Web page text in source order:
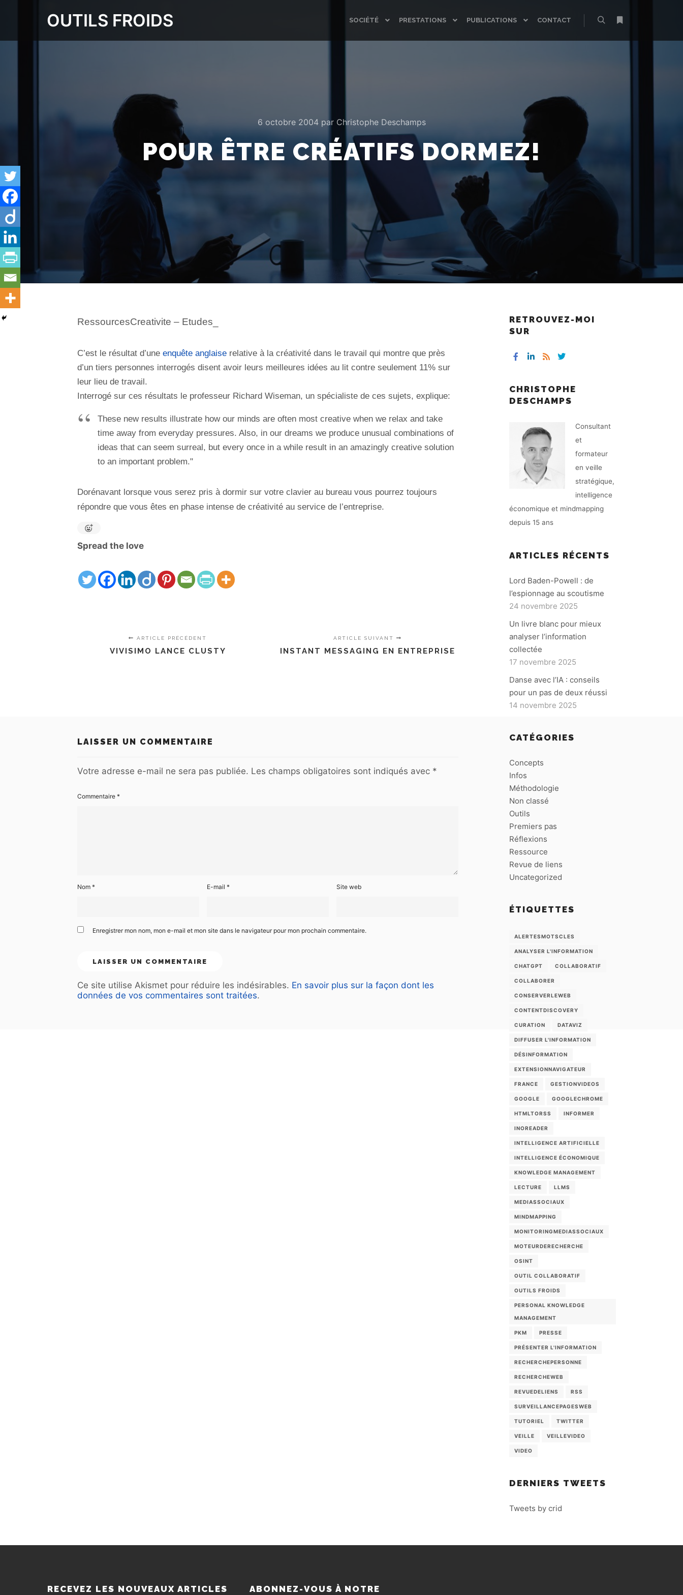
OUTILS FROIDS SOCIÉTÉ PRESTATIONS PUBLICATIONS
CONTACT
6 octobre 2004par Christophe Deschamps
POUR ÊTRE CRÉATIFS DORMEZ!
RessourcesCreativite – Etudes_
C’est le résultat d’une enquête anglaise relative à la créativité dans le travail qui montre que près
d’un tiers personnes interrogés disent avoir leurs meilleures idées au lit contre seulement 11% sur
leur lieu de travail.
Interrogé sur ces résultats le professeur Richard Wiseman, un spécialiste de ces sujets, explique:
These new results illustrate how our minds are often most creative when we relax and take
time away from everyday pressures. Also, in our dreams we produce unusual combinations of
ideas that can seem surreal, but every once in a while result in an amazingly creative solution
to an important problem."
Dorénavant lorsque vous serez pris à dormir sur votre clavier au bureau vous pourrez toujours
répondre que vous êtes en phase intense de créativité au service de l’entreprise.
Spread the love
ARTICLE PRÉCÉDENT
VIVISIMO LANCE CLUSTY
ARTICLE SUIVANT
INSTANT MESSAGING EN ENTREPRISE
LAISSER UN COMMENTAIRE
Votre adresse e-mail ne sera pas publiée. Les champs obligatoires sont indiqués avec *
Commentaire *
Nom * E-mail * Site web
Enregistrer mon nom, mon e-mail et mon site dans le navigateur pour mon prochain commentaire.
Ce site utilise Akismet pour réduire les indésirables. En savoir plus sur la façon dont les
données de vos commentaires sont traitées.
RETROUVEZ-MOI
SUR
CHRISTOPHE
DESCHAMPS
Consultant
et
formateur
en veille
stratégique,
intelligence
économique et mindmapping
depuis 15 ans
ARTICLES RÉCENTS
Lord Baden-Powell : de
l’espionnage au scoutisme
24 novembre 2025
Un livre blanc pour mieux
analyser l’information
collectée
17 novembre 2025
Danse avec l’IA : conseils
pour un pas de deux réussi
14 novembre 2025
CATÉGORIES
Concepts
Infos
Méthodologie
Non classé
Outils
Premiers pas
Réflexions
Ressource
Revue de liens
Uncategorized
ÉTIQUETTES
ALERTESMOTSCLES
ANALYSER L'INFORMATION
CHATGPT COLLABORATIF
COLLABORER
CONSERVERLEWEB
CONTENTDISCOVERY
CURATION DATAVIZ
DIFFUSER L'INFORMATION
DÉSINFORMATION
EXTENSIONNAVIGATEUR
FRANCE GESTIONVIDEOS
GOOGLE GOOGLECHROME
HTMLTORSS INFORMER
INOREADER
INTELLIGENCE ARTIFICIELLE
INTELLIGENCE ÉCONOMIQUE
KNOWLEDGE MANAGEMENT
LECTURE LLMS
MEDIASSOCIAUX
MINDMAPPING
MONITORINGMEDIASSOCIAUX
MOTEURDERECHERCHE
OSINT
OUTIL COLLABORATIF
OUTILS FROIDS
PERSONAL KNOWLEDGE
MANAGEMENT
PKM PRESSE
PRÉSENTER L'INFORMATION
RECHERCHEPERSONNE
RECHERCHEWEB
REVUEDELIENS RSS
SURVEILLANCEPAGESWEB
TUTORIEL TWITTER
VEILLE VEILLEVIDEO
VIDEO
DERNIERS TWEETS
Tweets by crid
RECEVEZ LES NOUVEAUX ARTICLES ABONNEZ-VOUS À NOTRE